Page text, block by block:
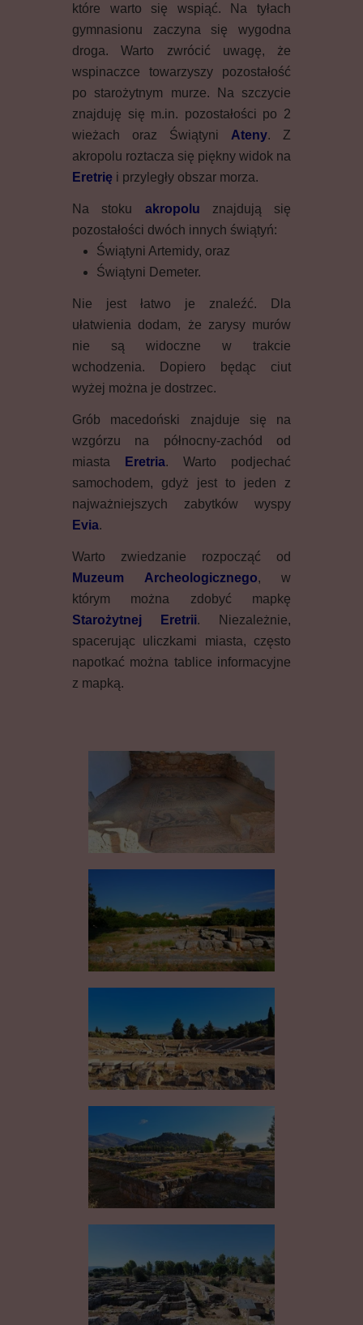
które warto się wspiąć. Na tyłach
gymnasionu zaczyna się wygodna
droga. Warto zwrócić uwagę, że
wspinaczce towarzyszy pozostałość
po starożytnym murze. Na szczycie
znajduję się m.in. pozostałości po 2
wieżach oraz Świątyni Ateny. Z
akropolu roztacza się piękny widok na
Eretrię i przyległy obszar morza.
Na stoku akropolu
znajdują się
pozostałości dwóch innych świątyń:
Świątyni Artemidy, oraz
Świątyni Demeter.
Nie jest łatwo je znaleźć. Dla
ułatwienia dodam, że zarysy murów
nie są widoczne w trakcie
wchodzenia. Dopiero będąc ciut
wyżej można je dostrzec.
Grób macedoński znajduje się na
wzgórzu na północny-zachód od
miasta
Eretria. Warto podjechać
samochodem, gdyż jest to jeden z
najważniejszych zabytków wyspy
Evia.
Warto zwiedzanie rozpocząć od
Muzeum Archeologicznego, w
którym można zdobyć mapkę
Starożytnej Eretrii. Niezależnie,
spacerując uliczkami miasta, często
napotkać można tablice informacyjne
z mapką.